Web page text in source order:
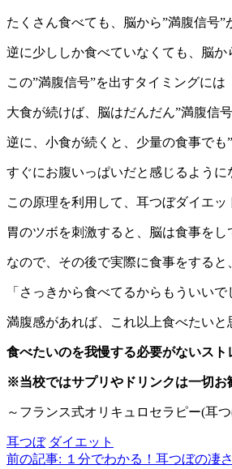
たくさん食べても、脳から”満腹信号”
逆に少ししか食べていなくても、脳か
この”満腹信号”を出すタイミングには
大食が続けば、脳はだんだん”満腹信
逆に、小食が続くと、少量の食事でも
すぐにお腹いっぱいだと感じるように
この原理を利用して、耳つぼダイエッ
胃のツボを刺激すると、脳は食事をし
なので、その後で実際に食事をすると
「さっきから食べてるからもういいで
満腹感があれば、これ以上食べたいと
食べたいのを我慢する必要がないス
※当校ではサプリやドリンクは一切お
～フランス式オリキュロセラピー(耳
耳つぼ ダイエット
前の記事: １分でわかる！耳つぼの凄さ